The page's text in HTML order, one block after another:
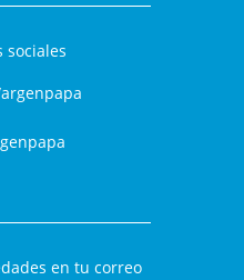
sociales
en tu correo